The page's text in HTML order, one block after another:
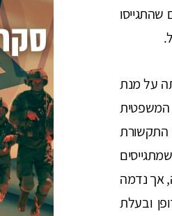
על מנת
המשפטית
התקשורת
אך נדמה
ובעלת